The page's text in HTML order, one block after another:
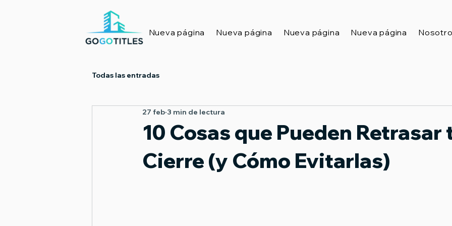
Nueva página Nueva página Nueva página Nueva página
Todas las entradas
10 Cosas que Pueden Retrasar
Cierre (y Cómo Evitarlas)
27 feb 3 min de lectura